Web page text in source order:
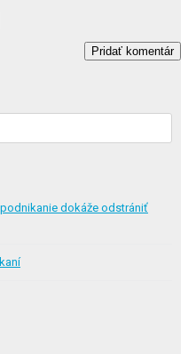
podnikanie dokáže odstrániť